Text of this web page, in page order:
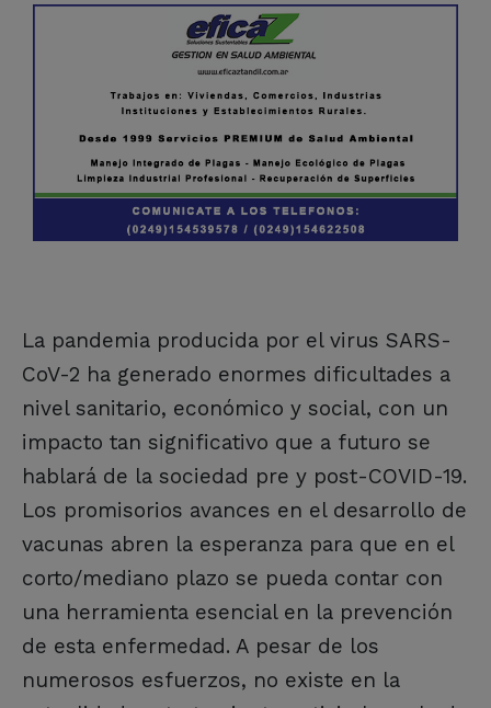
La pandemia producida por el virus SARS-
CoV-2 ha generado enormes dificultades a
nivel sanitario, económico y social, con un
impacto tan significativo que a futuro se
hablará de la sociedad pre y post-COVID-19.
Los promisorios avances en el desarrollo de
vacunas abren la esperanza para que en el
corto/mediano plazo se pueda contar con
una herramienta esencial en la prevención
de esta enfermedad. A pesar de los
numerosos esfuerzos, no existe en la